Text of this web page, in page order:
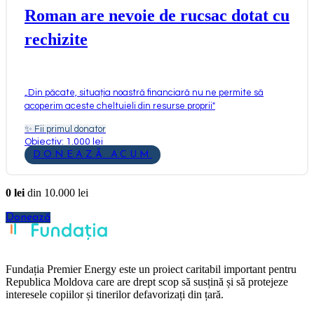
Roman are nevoie de rucsac dotat cu
rechizite
Din păcate, situația noastră financiară nu ne permite să
acoperim aceste cheltuieli din resurse proprii"
✨ Fii primul donator
Obiectiv: 1.000 lei
DONEAZĂ ACUM
0 lei din 10.000 lei
Donează
Fundația Premier Energy este un proiect caritabil important pentru
Republica Moldova care are drept scop să susțină și să protejeze
interesele copiilor și tinerilor defavorizați din țară.